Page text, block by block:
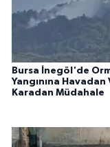
Bursa İnegöl'de
Yangınına Havadan
Karadan Müdahale